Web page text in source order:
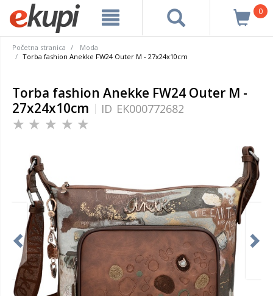
0
Početna stranica
Moda
Torba fashion Anekke FW24 Outer M - 27x24x10cm
Torba fashion Anekke FW24 Outer M -
27x24x10cm
ID EK000772682